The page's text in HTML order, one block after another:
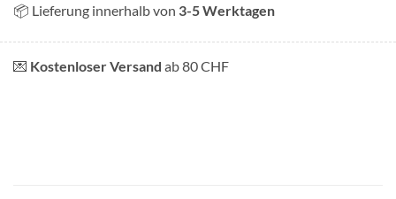
📦 Lieferung innerhalb von 3-5 Werktagen
💌 Kostenloser Versand ab 80 CHF